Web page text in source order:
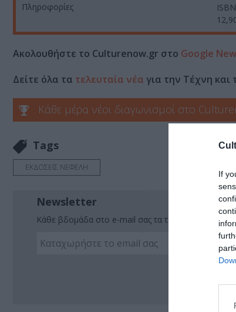
If
Πληροφορίες
Ακολουθήστε το Culturenow.gr στο Google
Δείτε όλα τα τελευταία νέα για την Τέχνη και
Κάθε μέρα νέοι διαγωνισμοί στο
Tags
ΕΚΔΟΣΕΙΣ ΝΕΦΕΛΗ
Newsletter
Κάθε βδομάδα στο e-mail σας τα τελευταία νέα για